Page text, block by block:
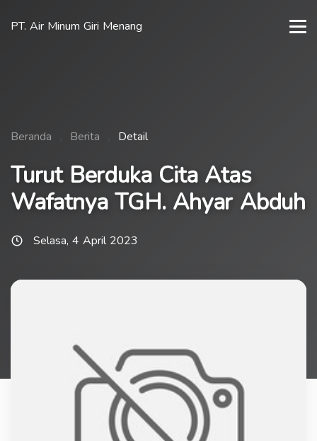
PT. Air Minum Giri Menang
Beranda Berita Detail
Turut Berduka Cita Atas
Wafatnya TGH. Ahyar Abduh
Selasa, 4 April 2023